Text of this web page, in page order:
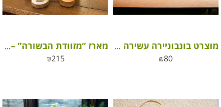
מוצרט בונבוניירה עשירה מארז L
₪80
מארז “מזוודת הבשורה” – יין גלילי, שוקולד היידי, מיץ תפוחים טבעי ועוד הפתעות
₪215